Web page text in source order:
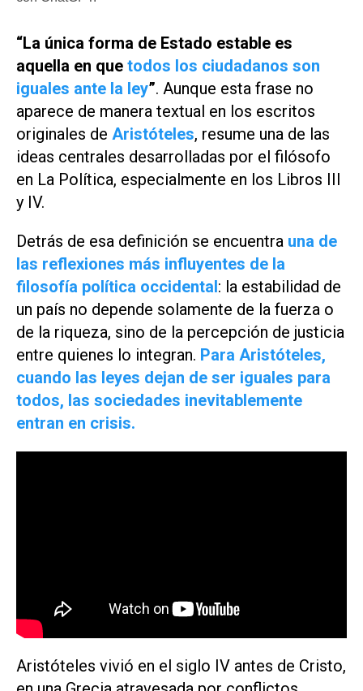
“La única forma de Estado estable es
aquella en que todos los ciudadanos son
iguales ante la ley”. Aunque esta frase no
aparece de manera textual en los escritos
originales de Aristóteles, resume una de las
ideas centrales desarrolladas por el filósofo
en La Política, especialmente en los Libros III
y IV.
Detrás de esa definición se encuentra una de
las reflexiones más influyentes de la
filosofía política occidental: la estabilidad de
un país no depende solamente de la fuerza o
de la riqueza, sino de la percepción de justicia
entre quienes lo integran. Para Aristóteles,
cuando las leyes dejan de ser iguales para
todos, las sociedades inevitablemente
entran en crisis.
Aristóteles vivió en el siglo IV antes de Cristo,